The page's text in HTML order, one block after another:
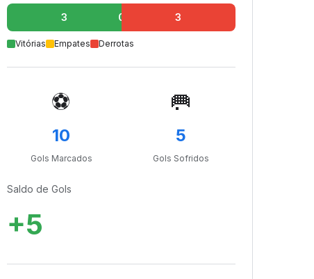
3 0 3
Vitórias Empates Derrotas
⚽
10
Gols Marcados
🥅
5
Gols Sofridos
Saldo de Gols
+5